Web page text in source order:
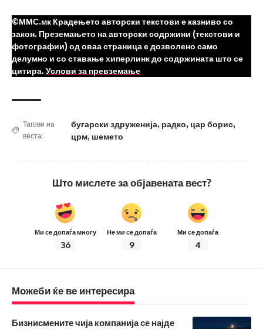
©ММС.мк Крадењето авторски текстови е казниво со
закон. Преземањето на авторски содржини (текстови и
фотографии) од оваа страница е дозволено само
делумно и со ставање хиперлинк до содржината што се
цитира. Услови за превземање
Тагови на
веста:
бугарски здруженија, радко, цар борис,
црм, шемето
Што мислете за објавената вест?
Ми се допаѓа многу
36
Не ми се допаѓа
9
Ми се допаѓа
4
Можеби ќе ве интересира
Бизнисмените чија компанија се најде